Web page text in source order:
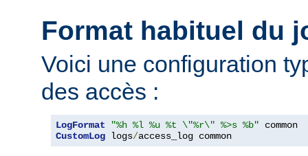
Format habituel du
Voici une configuration
des accès :
LogFormat "%h %l %u %t \"%r\" %>s %b"
CustomLog logs/access_log common